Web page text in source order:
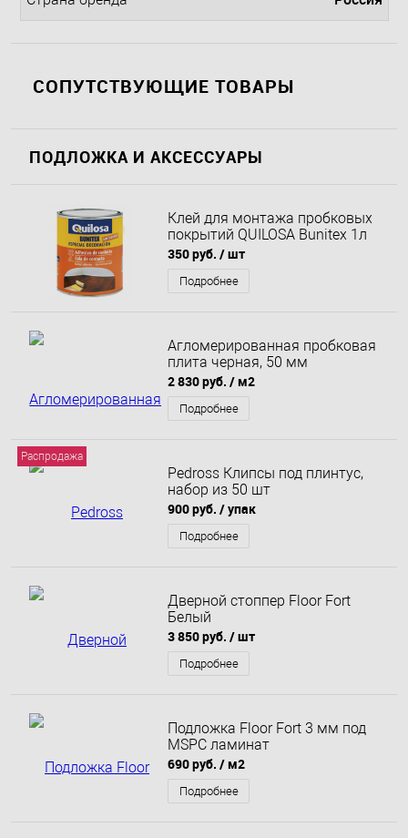
СОПУТСТВУЮЩИЕ ТОВАРЫ
ПОДЛОЖКА И АКСЕССУАРЫ
Клей для монтажа пробковых
покрытий QUILOSA Bunitex 1л
350 руб. / шт
Подробнее
Агломерированная пробковая
плита черная, 50 мм
2 830 руб. / м2
Подробнее
Распродажа
Pedross Клипсы под плинтус,
набор из 50 шт
900 руб. / упак
Подробнее
Дверной стоппер Floor Fort
Белый
3 850 руб. / шт
Подробнее
Подложка Floor Fort 3 мм под
MSPC ламинат
690 руб. / м2
Подробнее